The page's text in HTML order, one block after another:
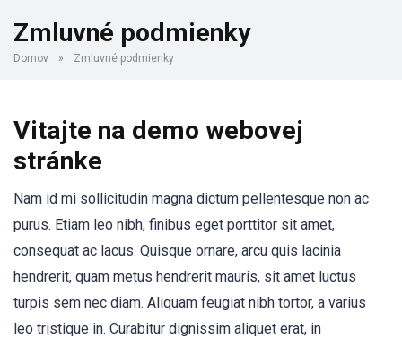
Zmluvné podmienky
Domov » Zmluvné podmienky
Vitajte na demo webovej
stránke
Nam id mi sollicitudin magna dictum pellentesque non ac
purus. Etiam leo nibh, finibus eget porttitor sit amet,
consequat ac lacus. Quisque ornare, arcu quis lacinia
hendrerit, quam metus hendrerit mauris, sit amet luctus
turpis sem nec diam. Aliquam feugiat nibh tortor, a varius
leo tristique in. Curabitur dignissim aliquet erat, in